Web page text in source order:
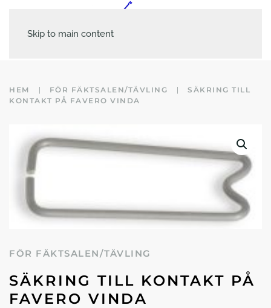
Skip to main content
HEM FÖR FÄKTSALEN/TÄVLING
SÄKRING TILL
KONTAKT PÅ FAVERO VINDA
FÖR FÄKTSALEN/TÄVLING
SÄKRING TILL KONTAKT PÅ
FAVERO VINDA